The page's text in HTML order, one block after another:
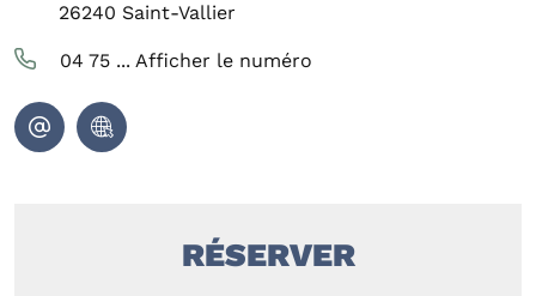
26240 Saint-Vallier
04 75 ... Afficher le numéro
RÉSERVER